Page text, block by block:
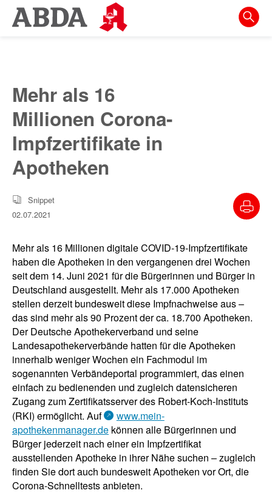
Springe
direkt
zur
Meta-
Navigation
zum
Inhalt
zur
Suche
Mehr als 16
Millionen Corona-
Impfzertifikate in
Apotheken
Snippet
02.07.2021
Mehr als 16 Millionen digitale COVID-19-Impfzertifikate
haben die Apotheken in den vergangenen drei Wochen
seit dem 14. Juni 2021 für die Bürgerinnen und Bürger in
Deutschland ausgestellt. Mehr als 17.000 Apotheken
stellen derzeit bundesweit diese Impfnachweise aus –
das sind mehr als 90 Prozent der ca. 18.700 Apotheken.
Der Deutsche Apothekerverband und seine
Landesapothekerverbände hatten für die Apotheken
innerhalb weniger Wochen ein Fachmodul im
sogenannten Verbändeportal programmiert, das einen
einfach zu bedienenden und zugleich datensicheren
Zugang zum Zertifikatsserver des Robert-Koch-Instituts
(RKI) ermöglicht. Auf
www.mein-
apothekenmanager.de können alle Bürgerinnen und
Bürger jederzeit nach einer ein Impfzertifikat
ausstellenden Apotheke in ihrer Nähe suchen – zugleich
finden Sie dort auch bundesweit Apotheken vor Ort, die
Corona-Schnelltests anbieten.